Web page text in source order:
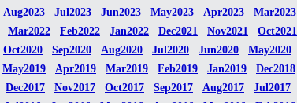
Aug2023 Jul2023 Jun2023 May2023 Apr2023 Mar2023
Mar2022 Feb2022 Jan2022 Dec2021 Nov2021 Oct2021
Oct2020 Sep2020 Aug2020 Jul2020 Jun2020 May2020
May2019 Apr2019 Mar2019 Feb2019 Jan2019 Dec2018
Dec2017 Nov2017 Oct2017 Sep2017 Aug2017 Jul2017